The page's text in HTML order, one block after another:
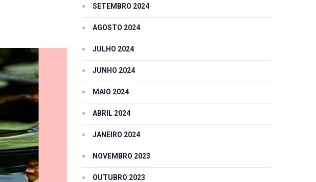
SETEMBRO 2024
AGOSTO 2024
JULHO 2024
JUNHO 2024
MAIO 2024
ABRIL 2024
JANEIRO 2024
NOVEMBRO 2023
OUTUBRO 2023